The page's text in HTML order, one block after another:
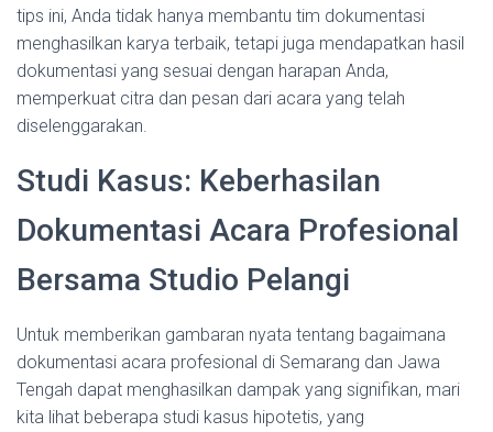
tips ini, Anda tidak hanya membantu tim dokumentasi
menghasilkan karya terbaik, tetapi juga mendapatkan hasil
dokumentasi yang sesuai dengan harapan Anda,
memperkuat citra dan pesan dari acara yang telah
diselenggarakan.
Studi Kasus: Keberhasilan
Dokumentasi Acara Profesional
Bersama Studio Pelangi
Untuk memberikan gambaran nyata tentang bagaimana
dokumentasi acara profesional di Semarang dan Jawa
Tengah dapat menghasilkan dampak yang signifikan, mari
kita lihat beberapa studi kasus hipotetis, yang